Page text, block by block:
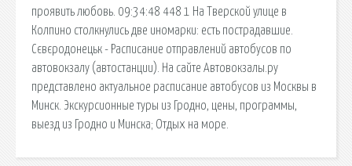
проявить любовь. 09:34:48 448 1 На Тверской улице в
Колпино столкнулись две иномарки: есть пострадавшие.
Сєвєродонецьк - Расписание отправлений автобусов по
автовокзалу (автостанции). На сайте Автовокзалы.ру
представлено актуальное расписание автобусов из Москвы в
Минск. Экскурсионные туры из Гродно, цены, программы,
выезд из Гродно и Минска; Отдых на море.